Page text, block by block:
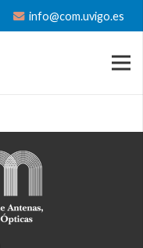
info@com.uvigo.es